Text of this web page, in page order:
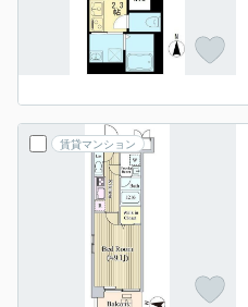
賃貸マンション